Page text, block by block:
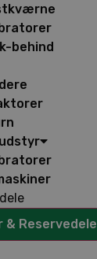
behind
& Reservedele